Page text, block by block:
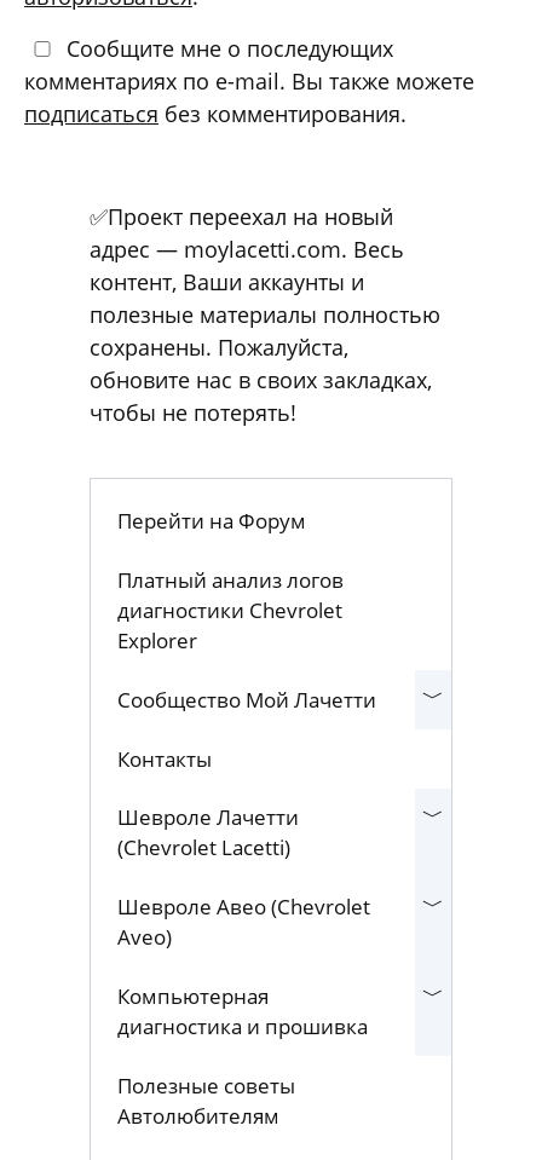
Сообщите мне о последующих
комментариях по e-mail. Вы также можете
подписаться без комментирования.
✅Проект переехал на новый
адрес — moylacetti.com. Весь
контент, Ваши аккаунты и
полезные материалы полностью
сохранены. Пожалуйста,
обновите нас в своих закладках,
чтобы не потерять!
Перейти на Форум
Платный анализ логов
диагностики Chevrolet
Explorer
Сообщество Мой Лачетти
Контакты
Шевроле Лачетти
(Chevrolet Lacetti)
Шевроле Авео (Chevrolet
Aveo)
Компьютерная
диагностика и прошивка
Полезные советы
Автолюбителям